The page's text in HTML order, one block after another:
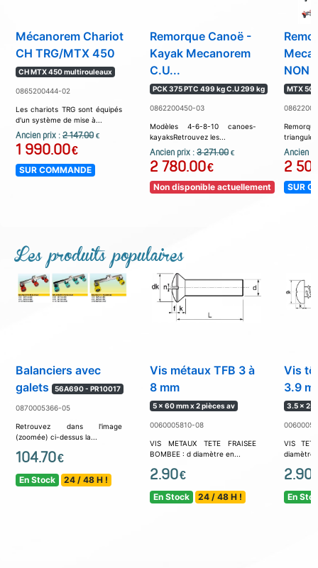
Mécanorem Chariot
CH TRG/MTX 450
CH MTX 450 multirouleaux
0865200444-02
Les chariots TRG sont équipés
d'un système de mise à...
Ancien prix : 2 147.00 €
1 990.00€
SUR COMMANDE
Remorque Canoë -
Kayak Mecanorem
C.U...
PCK 375 PTC 499 kg C.U 299 kg
0862200450-03
Modèles 4-6-8-10 canoes-
kayaksRetrouvez les...
Ancien prix : 3 271.00 €
2 780.00€
Non disponible actuellement
NON
MTX
Ancien
2
SUR
Les produits populaires
Balanciers avec
galets
56A690 - PR10017
0870005366-05
Retrouvez dans l'image
(zoomée) ci-dessus la...
104.70€
En Stock 24 / 48 H !
Vis métaux TFB 3 à
8 mm
5 x 60 mm x 2 pièces av
0060005810-08
VIS METAUX TETE FRAISEE
BOMBEE : d diamètre en...
2.90€
En Stock 24 / 48 H !
Vis
3.9
3.5 x 25
VIS
diamètre
2.90
En